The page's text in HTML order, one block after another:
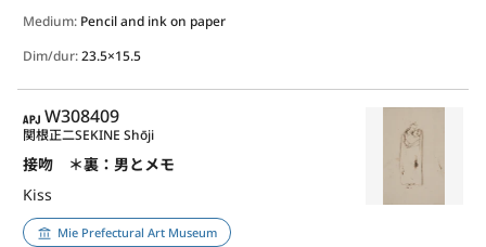
Medium: Pencil and ink on paper
Dim/dur:23.5×15.5
APJ
W308409
接吻 ＊裏：男とメモ
Kiss
関根正二SEKINE Shōji
Mie Prefectural Art Museum